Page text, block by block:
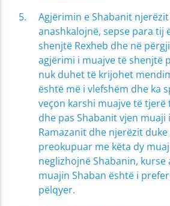
Agjërimin e Shabanit
anashkalojnë, sepse para tij
shenjtë Rexheb dhe në
agjërimi i muajve të shenjtë
nuk duhet të krijohet
është më i vlefshëm dhe ka
veçon karshi muajve të tjerë
dhe pas Shabanit vjen muaji
Ramazanit dhe njerëzit duke
preokupuar me këta dy
neglizhojnë Shabanin, kurse
muajin Shaban është i
pëlqyer.